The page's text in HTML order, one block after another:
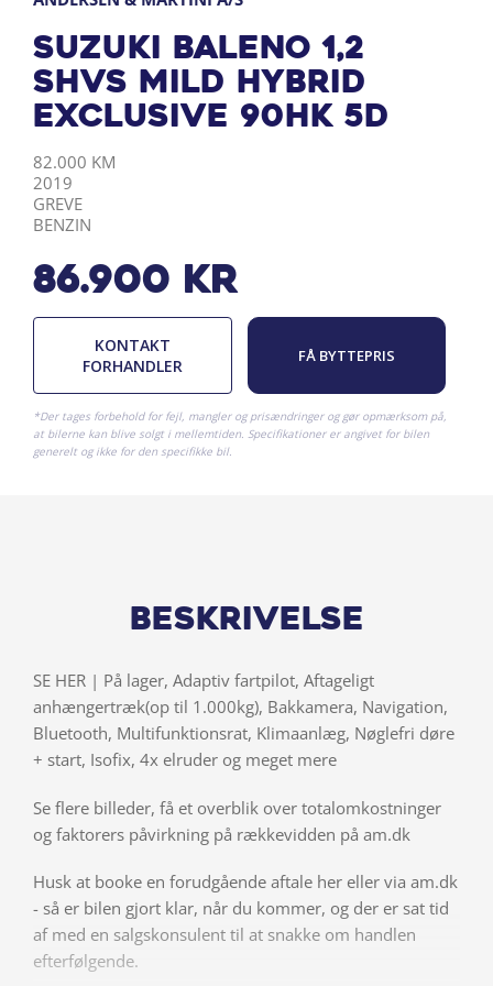
Suzuki Baleno 1,2
SHVS Mild hybrid
Exclusive 90HK 5d
KILOMETER
82.000 KM
ÅRGANG
2019
BY
GREVE
DRIVMIDDEL
BENZIN
86.900 kr
KONTAKT
FORHANDLER
FÅ BYTTEPRIS
*Der tages forbehold for fejl, mangler og prisændringer og gør opmærksom på,
at bilerne kan blive solgt i mellemtiden. Specifikationer er angivet for bilen
generelt og ikke for den specifikke bil.
Beskrivelse
SE HER | På lager, Adaptiv fartpilot, Aftageligt
anhængertræk(op til 1.000kg), Bakkamera, Navigation,
Bluetooth, Multifunktionsrat, Klimaanlæg, Nøglefri døre
+ start, Isofix, 4x elruder og meget mere
Se flere billeder, få et overblik over totalomkostninger
og faktorers påvirkning på rækkevidden på am.dk
Husk at booke en forudgående aftale her eller via am.dk
- så er bilen gjort klar, når du kommer, og der er sat tid
af med en salgskonsulent til at snakke om handlen
efterfølgende.